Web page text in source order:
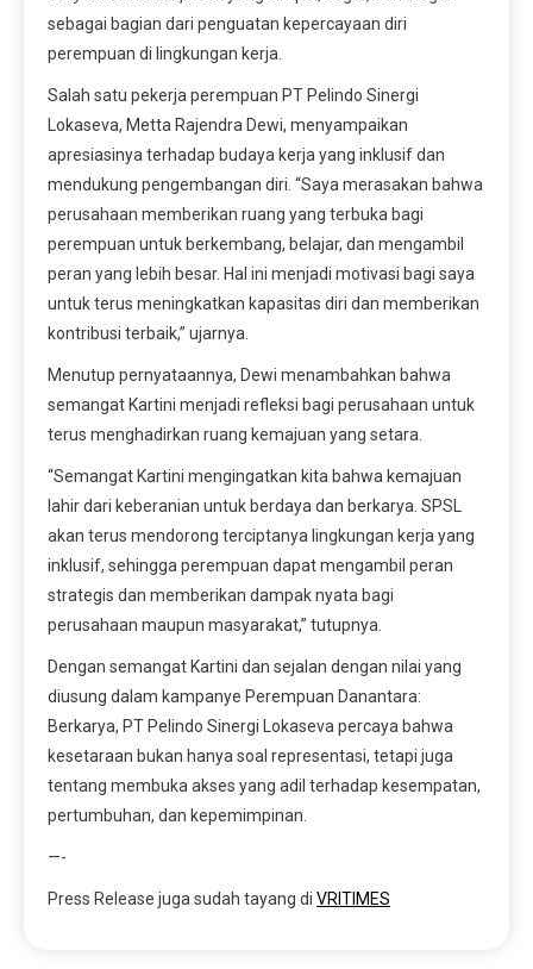
sebagai bagian dari penguatan kepercayaan diri
perempuan di lingkungan kerja.
Salah satu pekerja perempuan PT Pelindo Sinergi
Lokaseva, Metta Rajendra Dewi, menyampaikan
apresiasinya terhadap budaya kerja yang inklusif dan
mendukung pengembangan diri. “Saya merasakan bahwa
perusahaan memberikan ruang yang terbuka bagi
perempuan untuk berkembang, belajar, dan mengambil
peran yang lebih besar. Hal ini menjadi motivasi bagi saya
untuk terus meningkatkan kapasitas diri dan memberikan
kontribusi terbaik,” ujarnya.
Menutup pernyataannya, Dewi menambahkan bahwa
semangat Kartini menjadi refleksi bagi perusahaan untuk
terus menghadirkan ruang kemajuan yang setara.
“Semangat Kartini mengingatkan kita bahwa kemajuan
lahir dari keberanian untuk berdaya dan berkarya. SPSL
akan terus mendorong terciptanya lingkungan kerja yang
inklusif, sehingga perempuan dapat mengambil peran
strategis dan memberikan dampak nyata bagi
perusahaan maupun masyarakat,” tutupnya.
Dengan semangat Kartini dan sejalan dengan nilai yang
diusung dalam kampanye Perempuan Danantara:
Berkarya, PT Pelindo Sinergi Lokaseva percaya bahwa
kesetaraan bukan hanya soal representasi, tetapi juga
tentang membuka akses yang adil terhadap kesempatan,
pertumbuhan, dan kepemimpinan.
—-
Press Release juga sudah tayang di VRITIMES